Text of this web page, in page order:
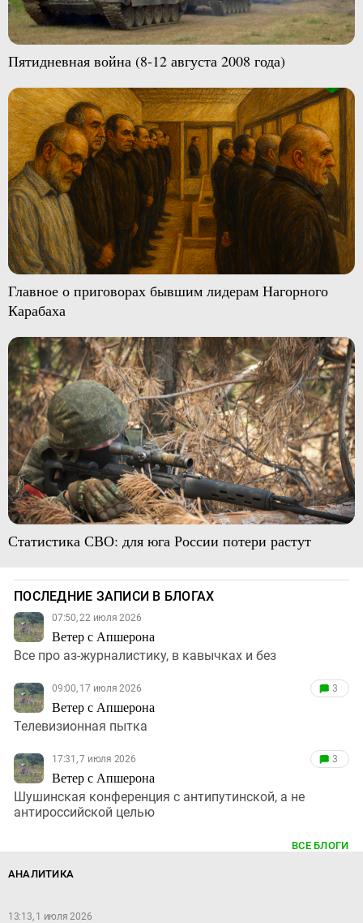
Пятидневная война (8-12 августа 2008 года)
Главное о приговорах бывшим лидерам Нагорного
Карабаха
Статистика СВО: для юга России потери растут
ПОСЛЕДНИЕ ЗАПИСИ В БЛОГАХ
07:50, 22 июля 2026
Ветер с Апшерона
Все про аз-журналистику, в кавычках и без
09:00, 17 июля 2026
Ветер с Апшерона
3
Телевизионная пытка
17:31, 7 июля 2026
Ветер с Апшерона
3
Шушинская конференция с антипутинской, а не
антироссийской целью
ВСЕ БЛОГИ
АНАЛИТИКА
13:13, 1 июля 2026